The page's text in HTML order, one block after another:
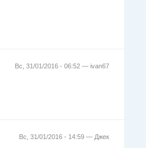
Вс, 31/01/2016 - 06:52 — ivan67
Вс, 31/01/2016 - 14:59 — Джек